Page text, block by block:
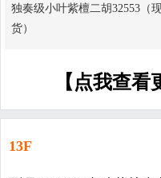
独奏级小叶紫檀二胡32553（
货）
【点我查看
13F